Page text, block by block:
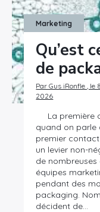
Marketing
Qu’est
de
Par Gus iRonfle ,
2026
La première
quand on parle
premier
un levier non-
de
équipes
pendant des
packaging.
décident de…